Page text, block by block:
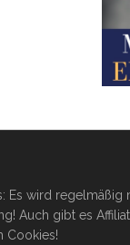
wird
Auch gibt es
Cookies!